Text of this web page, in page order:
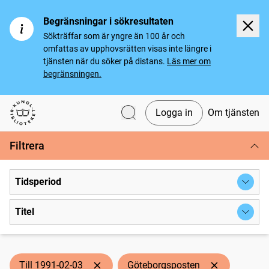
Begränsningar i sökresultaten
Sökträffar som är yngre än 100 år och
omfattas av upphovsrätten visas inte längre i
tjänsten när du söker på distans. Läs mer om
begränsningen.
Svenska tidningar
Logga in Om tjänsten
Filtrera
Tidsperiod
Titel
Till 1991-02-03 Göteborgsposten